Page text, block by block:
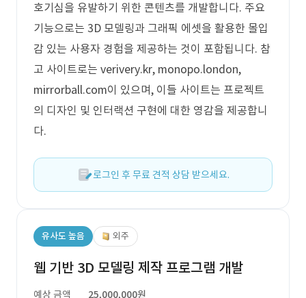
호기심을 유발하기 위한 콘텐츠를 개발합니다. 주요
기능으로는 3D 모델링과 그래픽 에셋을 활용한 몰입
감 있는 사용자 경험을 제공하는 것이 포함됩니다. 참
고 사이트로는 verivery.kr, monopo.london,
mirrorball.com이 있으며, 이들 사이트는 프로젝트
의 디자인 및 인터랙션 구현에 대한 영감을 제공합니
다.
로그인 후 무료 견적 상담 받으세요.
유사도 높음 외주
웹 기반 3D 모델링 제작 프로그램 개발
예상 금액 25,000,000원